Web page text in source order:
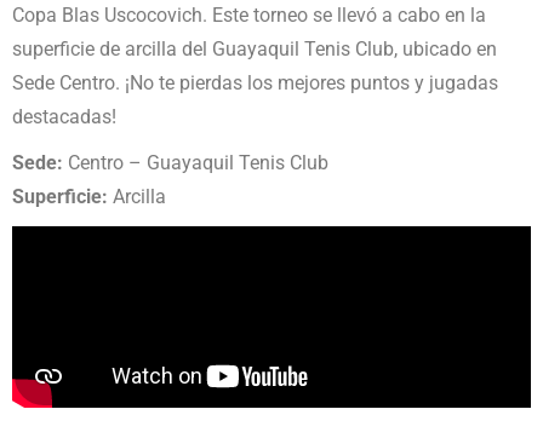
Copa Blas Uscocovich. Este torneo se llevó a cabo en la
superficie de arcilla del Guayaquil Tenis Club, ubicado en
Sede Centro. ¡No te pierdas los mejores puntos y jugadas
destacadas!
Sede: Centro – Guayaquil Tenis Club
Superficie: Arcilla